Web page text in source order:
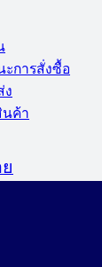
การสั่งซื้อ
ง
นค้า